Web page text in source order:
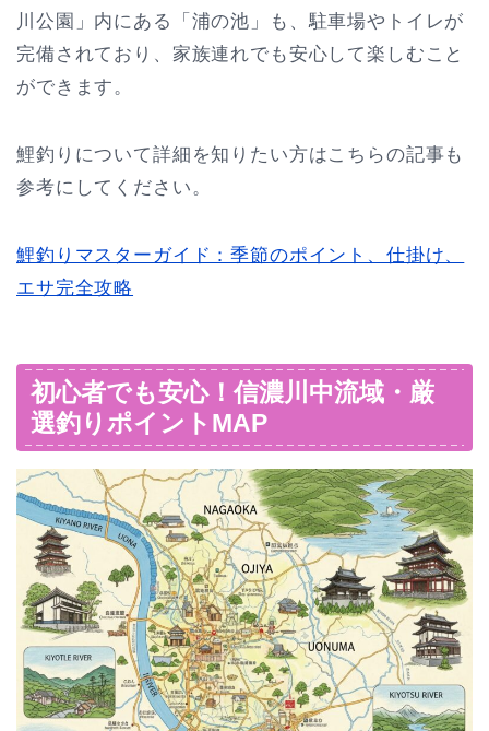
川公園」内にある「浦の池」も、駐車場やトイレが
完備されており、家族連れでも安心して楽しむこと
ができます。
鯉釣りについて詳細を知りたい方はこちらの記事も
参考にしてください。
鯉釣りマスターガイド：季節のポイント、仕掛け、
エサ完全攻略
初心者でも安心！信濃川中流域・厳
選釣りポイントMAP